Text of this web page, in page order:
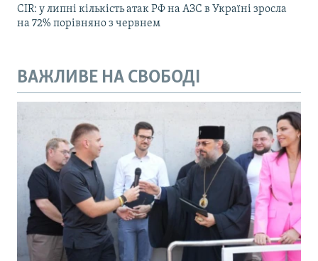
CIR: у липні кількість атак РФ на АЗС в Україні зросла
на 72% порівняно з червнем
ВАЖЛИВЕ НА СВОБОДІ